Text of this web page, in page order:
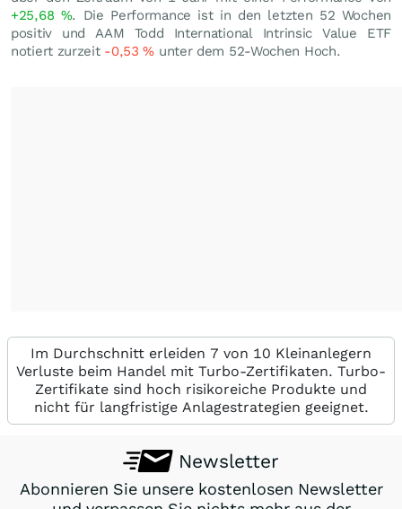
+25,68 %. Die Performance ist in den letzten 52 Wochen
positiv und AAM Todd International Intrinsic Value ETF
notiert zurzeit -0,53% unter dem 52-Wochen Hoch.
Im Durchschnitt erleiden 7 von 10 Kleinanlegern
Verluste beim Handel mit Turbo-Zertifikaten. Turbo-
Zertifikate sind hoch risikoreiche Produkte und
nicht für langfristige Anlagestrategien geeignet.
Newsletter
Abonnieren Sie unsere kostenlosen Newsletter